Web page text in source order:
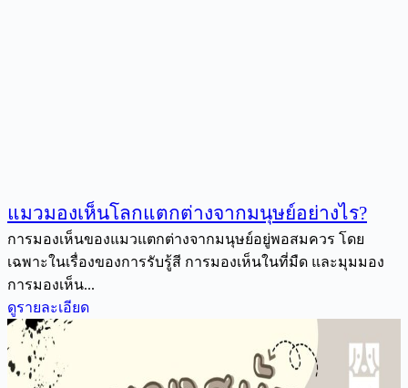
แมวมองเห็นโลกแตกต่างจากมนุษย์อย่างไร?
การมองเห็นของแมวแตกต่างจากมนุษย์อยู่พอสมควร โดย
เฉพาะในเรื่องของการรับรู้สี การมองเห็นในที่มืด และมุมมอง
การมองเห็น...
ดูรายละเอียด